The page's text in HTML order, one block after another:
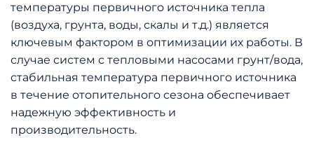
температуры первичного источника тепла
(воздуха, грунта, воды, скалы и т.д.) является
ключевым фактором в оптимизации их работы. В
случае систем с тепловыми насосами грунт/вода,
стабильная температура первичного источника
в течение отопительного сезона обеспечивает
надежную эффективность и
производительность.